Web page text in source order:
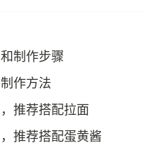
制作步骤
作方法
推荐搭配拉面
推荐搭配蛋黄酱